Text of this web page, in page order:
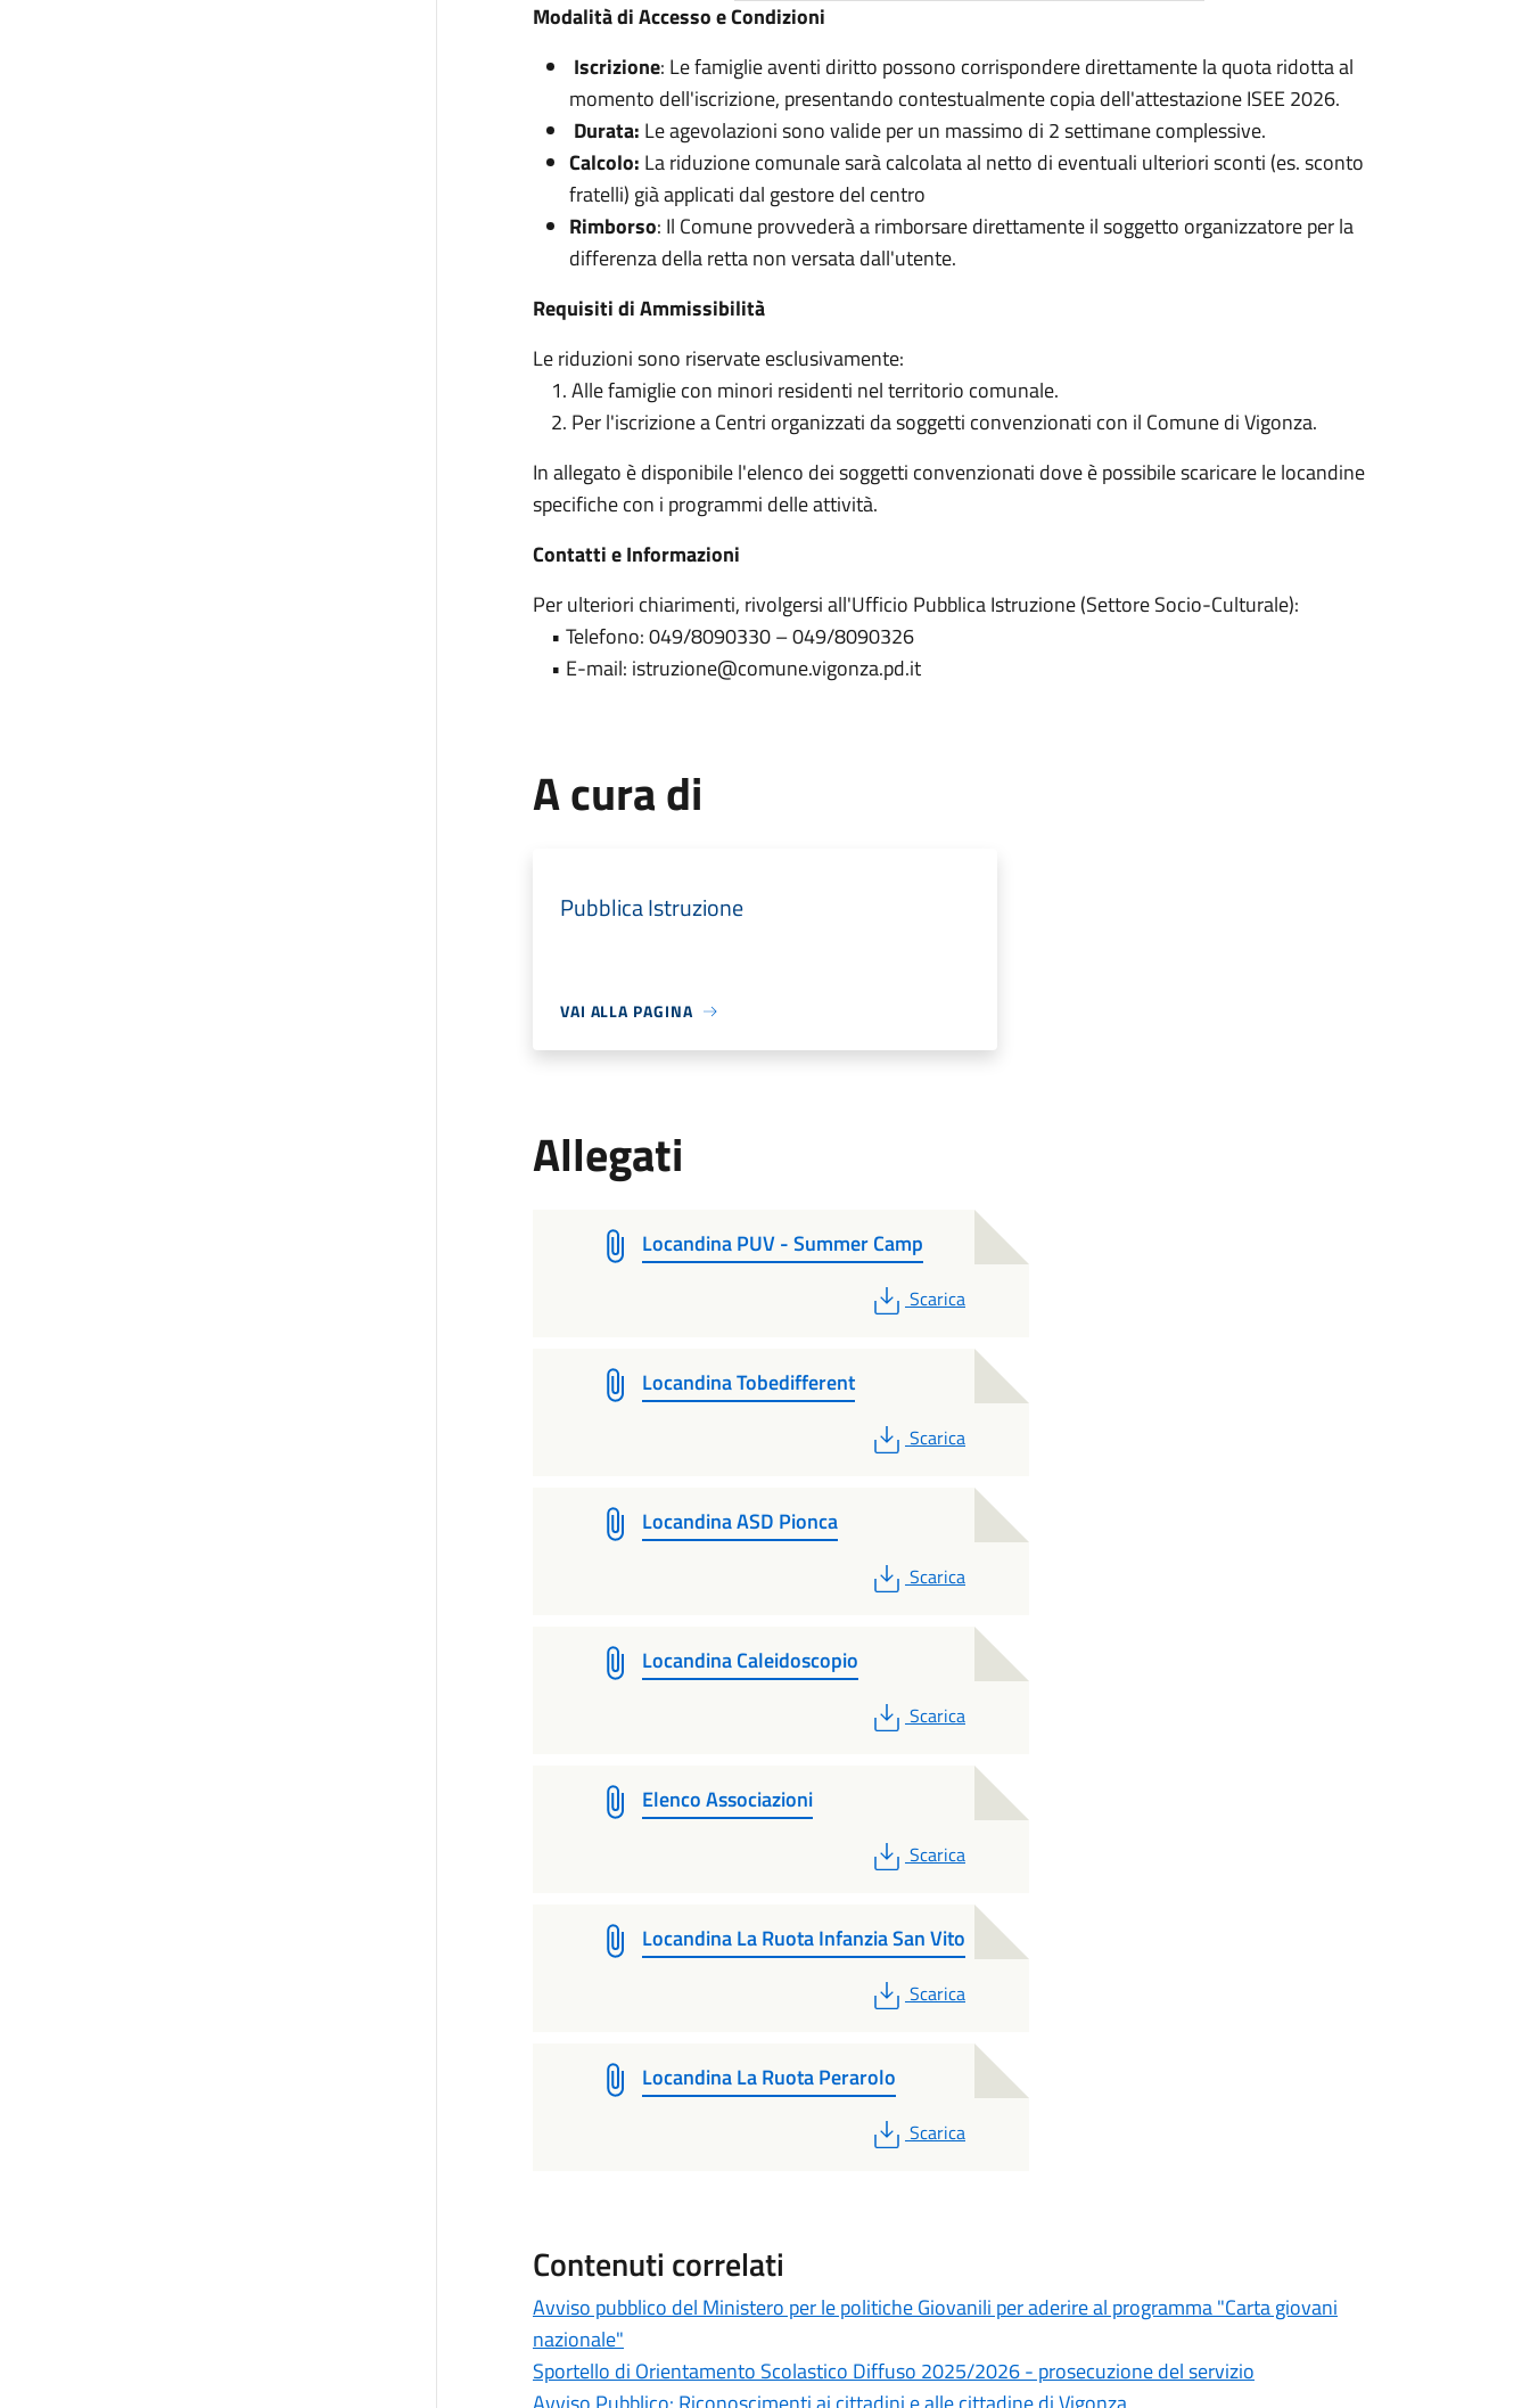
Modalità di Accesso e Condizioni
Iscrizione: Le famiglie aventi diritto possono corrispondere direttamente la quota ridotta al
momento dell'iscrizione, presentando contestualmente copia dell'attestazione ISEE 2026.
Durata: Le agevolazioni sono valide per un massimo di 2 settimane complessive.
Calcolo: La riduzione comunale sarà calcolata al netto di eventuali ulteriori sconti (es. sconto
fratelli) già applicati dal gestore del centro
Rimborso: Il Comune provvederà a rimborsare direttamente il soggetto organizzatore per la
differenza della retta non versata dall'utente.
Requisiti di Ammissibilità
Le riduzioni sono riservate esclusivamente:
1. Alle famiglie con minori residenti nel territorio comunale.
2. Per l'iscrizione a Centri organizzati da soggetti convenzionati con il Comune di Vigonza.
In allegato è disponibile l'elenco dei soggetti convenzionati dove è possibile scaricare le locandine
specifiche con i programmi delle attività.
Contatti e Informazioni
Per ulteriori chiarimenti, rivolgersi all'Ufficio Pubblica Istruzione (Settore Socio-Culturale):
• Telefono: 049/8090330 – 049/8090326
• E-mail: istruzione@comune.vigonza.pd.it
A cura di
Pubblica Istruzione
VAI ALLA PAGINA
Allegati
Locandina PUV - Summer Camp
PDF
Scarica
Locandina Tobedifferent
PDF
Scarica
Locandina ASD Pionca
PDF
Scarica
Locandina Caleidoscopio
PDF
Scarica
Elenco Associazioni
PDF
Scarica
Locandina La Ruota Infanzia San Vito
PDF
Scarica
Locandina La Ruota Perarolo
PDF
Scarica
Contenuti correlati
Avviso pubblico del Ministero per le politiche Giovanili per aderire al programma "Carta giovani
nazionale"
Sportello di Orientamento Scolastico Diffuso 2025/2026 - prosecuzione del servizio